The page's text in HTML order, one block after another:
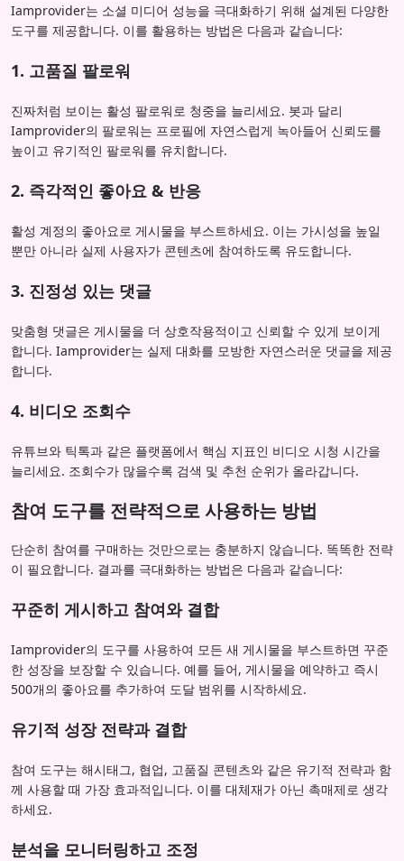
Iamprovider는 소셜 미디어 성능을 극대화하기 위해 설계된 다양한
도구를 제공합니다. 이를 활용하는 방법은 다음과 같습니다:
1. 고품질 팔로워
진짜처럼 보이는 활성 팔로워로 청중을 늘리세요. 봇과 달리
Iamprovider의 팔로워는 프로필에 자연스럽게 녹아들어 신뢰도를
높이고 유기적인 팔로워를 유치합니다.
2. 즉각적인 좋아요 & 반응
활성 계정의 좋아요로 게시물을 부스트하세요. 이는 가시성을 높일
뿐만 아니라 실제 사용자가 콘텐츠에 참여하도록 유도합니다.
3. 진정성 있는 댓글
맞춤형 댓글은 게시물을 더 상호작용적이고 신뢰할 수 있게 보이게
합니다. Iamprovider는 실제 대화를 모방한 자연스러운 댓글을 제공
합니다.
4. 비디오 조회수
유튜브와 틱톡과 같은 플랫폼에서 핵심 지표인 비디오 시청 시간을
늘리세요. 조회수가 많을수록 검색 및 추천 순위가 올라갑니다.
참여 도구를 전략적으로 사용하는 방법
단순히 참여를 구매하는 것만으로는 충분하지 않습니다. 똑똑한 전략
이 필요합니다. 결과를 극대화하는 방법은 다음과 같습니다:
꾸준히 게시하고 참여와 결합
Iamprovider의 도구를 사용하여 모든 새 게시물을 부스트하면 꾸준
한 성장을 보장할 수 있습니다. 예를 들어, 게시물을 예약하고 즉시
500개의 좋아요를 추가하여 도달 범위를 시작하세요.
유기적 성장 전략과 결합
참여 도구는 해시태그, 협업, 고품질 콘텐츠와 같은 유기적 전략과 함
께 사용할 때 가장 효과적입니다. 이를 대체재가 아닌 촉매제로 생각
하세요.
분석을 모니터링하고 조정